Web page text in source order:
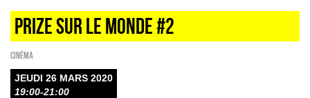
Prize sur le monde #2
Cinéma
JEUDI 26 MARS 2020
19:00-21:00